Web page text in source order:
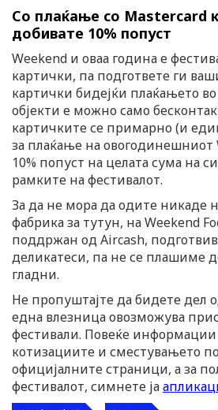
Со плаќање со Mastercard
добивате 10% попуст
Weekend и оваа година е
картички, па подгответе ги
картички бидејќи плаќањето
објекти е можно само
картичките се примарно (и
за плаќање на овогодинешниот
10% попуст на целата сума на
рамките на фестивалот.
За да не мора да одите никаде
фабрика за тутун, на Weekend
поддржан од Aircash,
деликатеси, па не се плашиме
гладни.
Не пропуштајте да бидете дел
една влезница овозможува
фестивали. Повеќе информации
котизациите и сместувањето
официјалните страници, а за
фестивалот, симнете ја